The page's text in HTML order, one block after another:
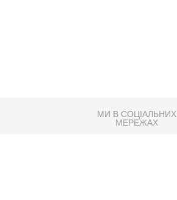
МИ В СОЦІАЛЬНИХ
МЕРЕЖАХ